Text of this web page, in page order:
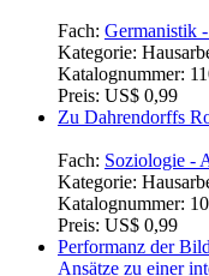
Fach: Germanistik
Kategorie:
Katalognummer:
Preis: US$ 0,99
Zu Dahrendorffs
Fach: Soziologie -
Kategorie:
Katalognummer:
Preis: US$ 0,99
Performanz der
Ansätze zu einer